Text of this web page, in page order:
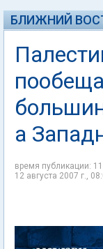
БЛИЖНИЙ
а
время публикации:
12 августа 2007 г.,